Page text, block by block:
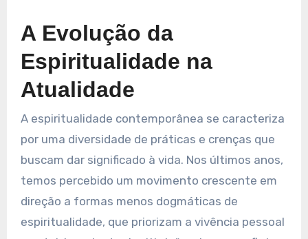
A Evolução da
Espiritualidade na
Atualidade
A espiritualidade contemporânea se caracteriza
por uma diversidade de práticas e crenças que
buscam dar significado à vida. Nos últimos anos,
temos percebido um movimento crescente em
direção a formas menos dogmáticas de
espiritualidade, que priorizam a vivência pessoal